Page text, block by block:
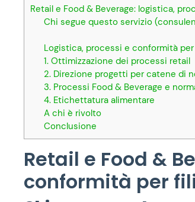
Retail e Food & Beverage: logistica,
Chi segue questo servizio
Logistica, processi e conformità
1. Ottimizzazione dei processi retail
2. Direzione progetti per catene di
3. Processi Food & Beverage e
4. Etichettatura alimentare
A chi è rivolto
Conclusione
Retail e Food &
conformità per